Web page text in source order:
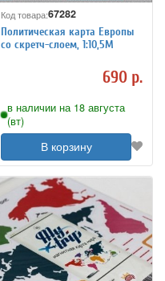
Код товара:67282
Политическая карта Европы
со скретч-слоем, 1:10,5М
690 р.
в наличии на 18 августа
(вт)
В корзину